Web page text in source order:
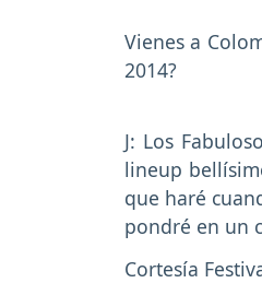
Vienes a
2014?
J: Los
lineup
que haré
pondré en un
Cortesía